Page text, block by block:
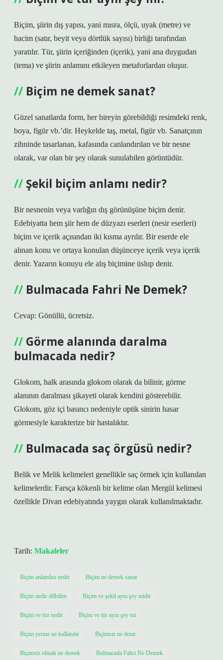
Biçim, şiirin dış yapısı, yani mısra, ölçü, uyak (metre) ve
hacim (satır, beyit veya dörtlük sayısı) birliği tarafından
yaratılır. Tür, şiirin içeriğinden (içerik), yani ana duygudan
(tema) ve şiirin anlamını etkileyen metaforlardan oluşur.
Biçim ne demek sanat?
Güzel sanatlarda form, her bireyin görebildiği resimdeki renk,
boya, figür vb.’dir. Heykelde taş, metal, figür vb. Sanatçının
zihninde tasarlanan, kafasında canlandırılan ve bir nesne
olarak, var olan bir şey olarak sunulabilen görüntüdür.
Şekil biçim anlamı nedir?
Bir nesnenin veya varlığın dış görünüşüne biçim denir.
Edebiyatta hem şiir hem de düzyazı eserleri (nesir eserleri)
biçim ve içerik açısından iki kısma ayrılır. Bir eserde ele
alınan konu ve ortaya konulan düşünceye içerik veya içerik
denir. Yazarın konuyu ele alış biçimine üslup denir.
Bulmacada Fahri Ne Demek?
Cevap: Gönüllü, ücretsiz.
Görme alanında daralma
bulmacada nedir?
Glokom, halk arasında glokom olarak da bilinir, görme
alanının daralması şikayeti olarak kendini gösterebilir.
Glokom, göz içi basıncı nedeniyle optik sinirin hasar
görmesiyle karakterize bir hastalıktır.
Bulmacada saç örgüsü nedir?
Belik ve Melik kelimeleri genellikle saç örmek için kullanılan
kelimelerdir. Farsça kökenli bir kelime olan Mergül kelimesi
özellikle Divan edebiyatında yaygın olarak kullanılmaktadır.
Tarih: Makaleler
Biçim anlamlısı nedir Biçim ne demek sanat
Biçim nedir dilbilim Biçim ve şekil aynı şey midir
Biçim ve töz nedir Biçim ve tür aynı şey mi
Biçim yerine ne kullanılır Biçimsiz ne denir
Biçimsiz olmak ne demek Bulmacada Fahri Ne Demek